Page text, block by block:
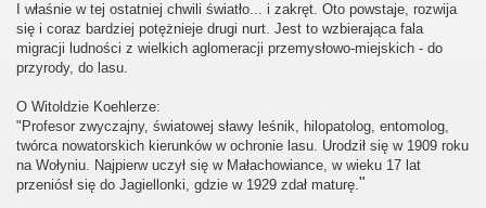
I właśnie w tej ostatniej chwili światło... i zakręt. Oto powstaje, rozwija
się i coraz bardziej potężnieje drugi nurt. Jest to wzbierająca fala
migracji ludności z wielkich aglomeracji przemysłowo-miejskich - do
przyrody, do lasu.
O Witoldzie Koehlerze:
"Profesor zwyczajny, światowej sławy leśnik, hilopatolog, entomolog,
twórca nowatorskich kierunków w ochronie lasu. Urodził się w 1909 roku
na Wołyniu. Najpierw uczył się w Małachowiance, w wieku 17 lat
przeniósł się do Jagiellonki, gdzie w 1929 zdał maturę."